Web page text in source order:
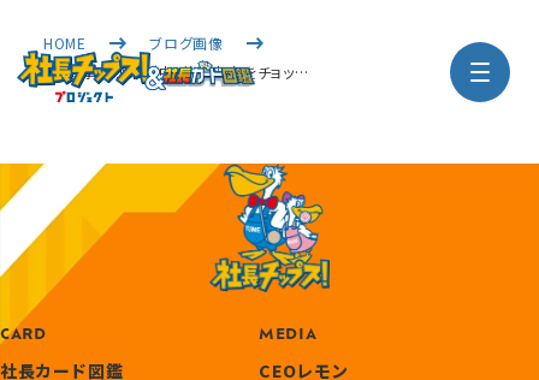
HOME
ブログ画像
「杉谷拳士が取材中」放送内容をチョッ…
CARD
社長カード図鑑
MEDIA
CEOレモン